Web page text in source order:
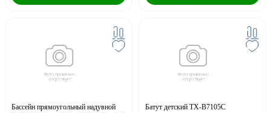
Бассейн прямоугольный надувной
Батут детский TX-B7105C